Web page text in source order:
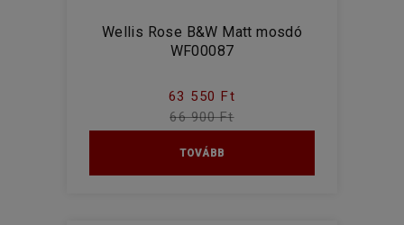
Wellis Rose B&W Matt mosdó
WF00087
63 550 Ft
66 900 Ft
TOVÁBB